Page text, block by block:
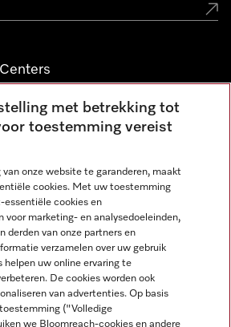
Center
Youtube
met betrekking tot
toestemming vereist
van onze website te garanderen, maakt
cookies. Met uw toestemming
essentiële cookies en
voor marketing- en analysedoeleinden,
derden van onze partners en
verzamelen over uw gebruik
helpen uw online ervaring te
De cookies worden ook
van advertenties. Op basis
("Volledige
we Bloomreach-cookies en andere